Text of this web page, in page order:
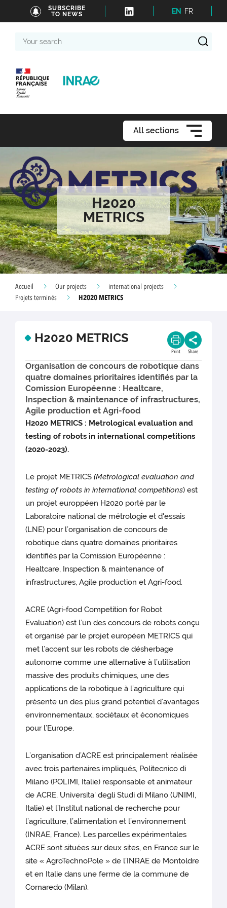
SUBSCRIBE
TO NEWS
EN FR
search
All sections
H2020
METRICS
Accueil Our projects
international projects
Projets terminés
H2020 METRICS
H2020 METRICS
Print Share
Organisation de concours de robotique dans
quatre domaines prioritaires identifiés par la
Comission Européenne : Healtcare,
Inspection & maintenance of infrastructures,
Agile production et Agri-food
H2020 METRICS : Metrological evaluation and
testing of robots in international competitions
(2020-2023).
Le projet METRICS(Metrological evaluation and
testing of robots in international competitions) est
un projet europpéen H2020 porté par le
Laboratoire national de métrologie et d'essais
(LNE) pour l’organisation de concours de
robotique dans quatre domaines prioritaires
identifiés par la Comission Européenne :
Healtcare, Inspection & maintenance of
infrastructures, Agile production et Agri-food.
ACRE (Agri-food Competition for Robot
Evaluation) est l’un des concours de robots conçu
et organisé par le projet européen METRICS qui
met l’accent sur les robots de désherbage
autonome comme une alternative à l’utilisation
massive des produits chimiques, une des
applications de la robotique à l’agriculture qui
présente un des plus grand potentiel d’avantages
environnementaux, sociétaux et économiques
pour l’Europe.
L’organisation d’ACRE est principalement réalisée
avec trois partenaires impliqués, Politecnico di
Milano (POLIMI, Italie) responsable et animateur
de ACRE, Universita' degli Studi di Milano (UNIMI,
Italie) et l’Institut national de recherche pour
l’agriculture, l’alimentation et l’environnement
(INRAE, France). Les parcelles expérimentales
ACRE sont situées sur deux sites, en France sur le
site « AgroTechnoPole » de l’INRAE de Montoldre
et en Italie dans une ferme de la commune de
Cornaredo (Milan).